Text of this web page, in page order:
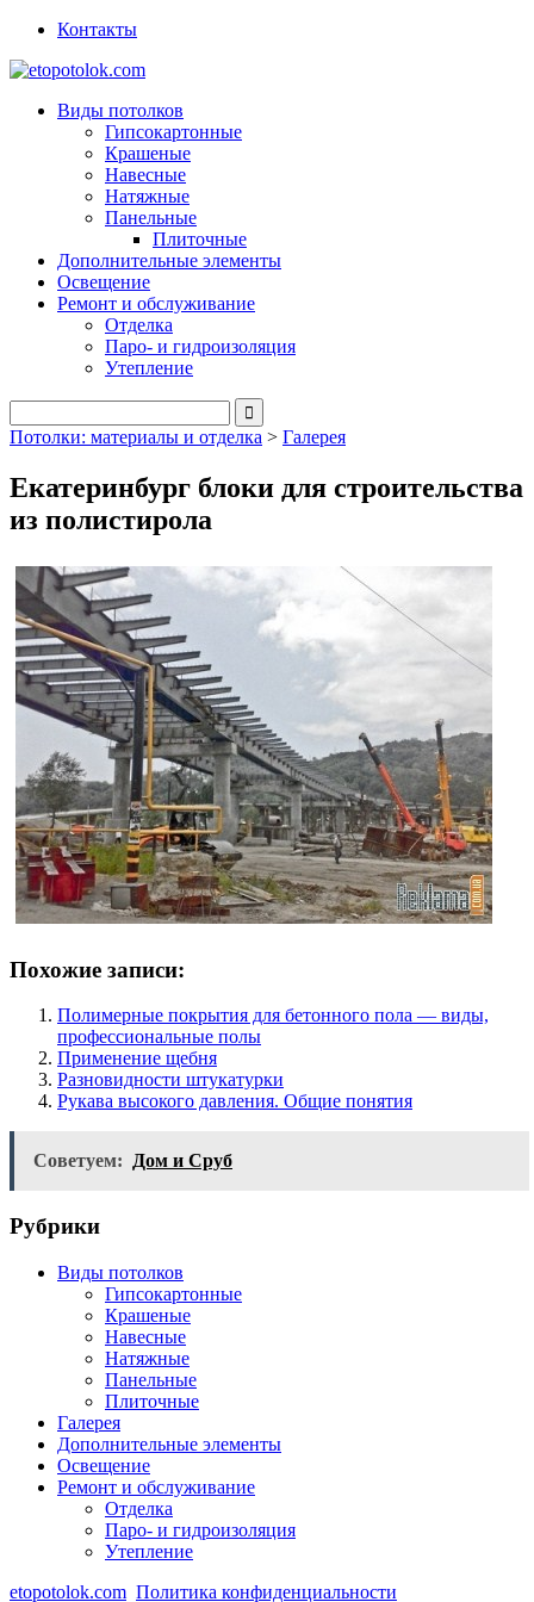
Контакты
Виды потолков
Гипсокартонные
Крашеные
Навесные
Натяжные
Панельные
Плиточные
Дополнительные элементы
Освещение
Ремонт и обслуживание
Отделка
Паро- и гидроизоляция
Утепление
Потолки: материалы и отделка > Галерея
Екатеринбург блоки для строительства
из полистирола
Похожие записи:
Полимерные покрытия для бетонного пола — виды,
профессиональные полы
Применение щебня
Разновидности штукатурки
Рукава высокого давления. Общие понятия
Советуем: Дом и Сруб
Рубрики
Виды потолков
Гипсокартонные
Крашеные
Навесные
Натяжные
Панельные
Плиточные
Галерея
Дополнительные элементы
Освещение
Ремонт и обслуживание
Отделка
Паро- и гидроизоляция
Утепление
etopotolok.com Политика конфиденциальности